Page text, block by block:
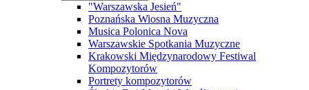
"Warszawska Jesień"
Poznańska Wiosna Muzyczna
Musica Polonica Nova
Warszawskie Spotkania Muzyczne
Krakowski Międzynarodowy Festiwal
Kompozytorów
Portrety kompozytorów